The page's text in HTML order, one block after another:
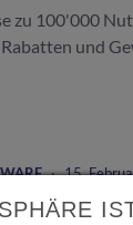
zu 100'000
und
· 15.